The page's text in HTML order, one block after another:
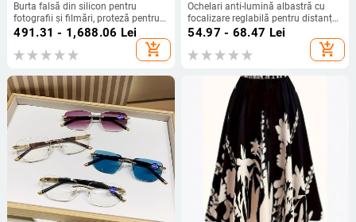
Burta falsă din silicon pentru
fotografii și filmări, proteză pentru
sarcină, burtă de bere
491.31 - 1,688.06 Lei
add_shopping_cart
Ochelari anti-lumină albastră cu
focalizare reglabilă pentru distanță
și apropiere, ochelari inteligenți de
lectură, reglare automată pentru
persoane în vârstă
54.97 - 68.47 Lei
add_shopping_cart